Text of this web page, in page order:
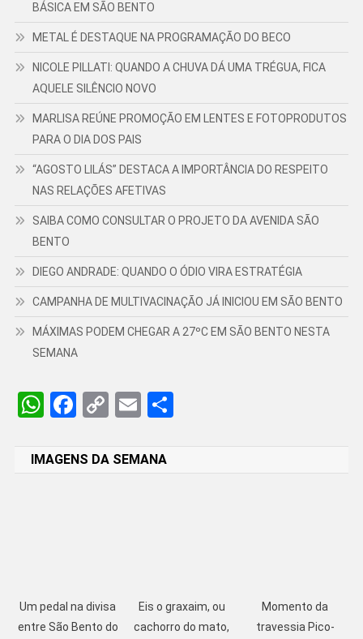
BÁSICA EM SÃO BENTO
METAL É DESTAQUE NA PROGRAMAÇÃO DO BECO
NICOLE PILLATI: QUANDO A CHUVA DÁ UMA TRÉGUA, FICA
AQUELE SILÊNCIO NOVO
MARLISA REÚNE PROMOÇÃO EM LENTES E FOTOPRODUTOS
PARA O DIA DOS PAIS
“AGOSTO LILÁS” DESTACA A IMPORTÂNCIA DO RESPEITO
NAS RELAÇÕES AFETIVAS
SAIBA COMO CONSULTAR O PROJETO DA AVENIDA SÃO
BENTO
DIEGO ANDRADE: QUANDO O ÓDIO VIRA ESTRATÉGIA
CAMPANHA DE MULTIVACINAÇÃO JÁ INICIOU EM SÃO BENTO
MÁXIMAS PODEM CHEGAR A 27ºC EM SÃO BENTO NESTA
SEMANA
WhatsApp
Facebook
CopyEmail
IMAGENS DA SEMANA
Um pedal na divisa
entre São Bento do
Eis o graxaim, ou
cachorro do mato,
Momento da
travessia Pico-